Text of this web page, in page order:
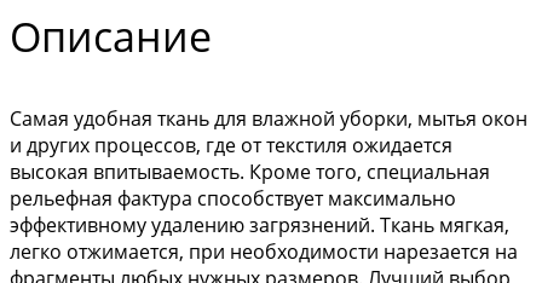
Описание
Самая удобная ткань для влажной уборки, мытья окон
и других процессов, где от текстиля ожидается
высокая впитываемость. Кроме того, специальная
рельефная фактура способствует максимально
эффективному удалению загрязнений. Ткань мягкая,
легко отжимается, при необходимости нарезается на
фрагменты любых нужных размеров. Лучший выбор